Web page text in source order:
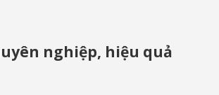
nghiệp, hiệu quả